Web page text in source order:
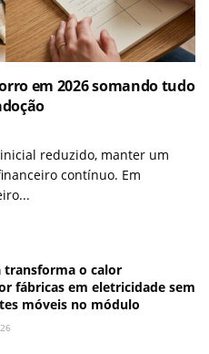
em 2026 somando tudo
reduzido, manter um
contínuo. Em
transforma o calor
fábricas em eletricidade sem
móveis no módulo